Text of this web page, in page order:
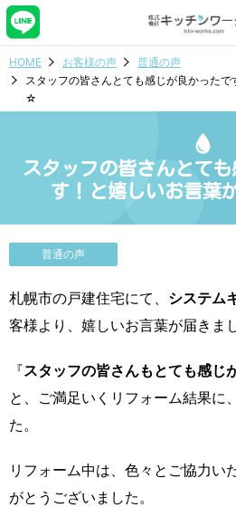
HOME お客様の声
普通の声
スタッフの皆さんとても感じが良かった
☆
スタッフの皆さんとて
す！と嬉しいお言葉
普通の声
札幌市の戸建住宅にて、 システム
客様より、嬉しいお言葉が届きま
『スタッフの皆さんもとても感じ
と、ご満足いくリフォーム結果に
た。
リフォーム中は、色々とご協力い
がとうございました。